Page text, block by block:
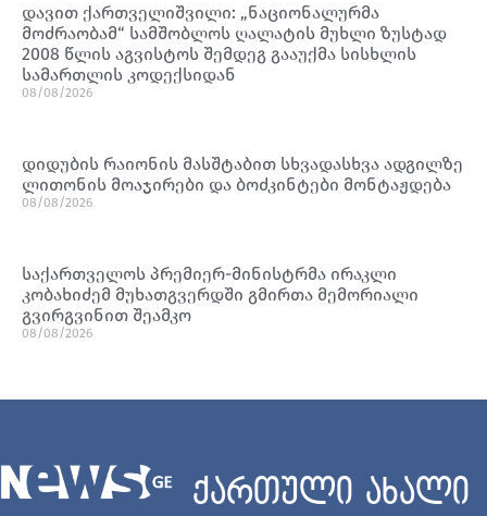
დავით ქართველიშვილი: „ნაციონალურმა
მოძრაობამ“ სამშობლოს ღალატის მუხლი ზუსტად
2008 წლის აგვისტოს შემდეგ გააუქმა სისხლის
სამართლის კოდექსიდან
08/08/2026
დიდუბის რაიონის მასშტაბით სხვადასხვა ადგილზე
ლითონის მოაჯირები და ბოძკინტები მონტაჟდება
08/08/2026
საქართველოს პრემიერ-მინისტრმა ირაკლი
კობახიძემ მუხათგვერდში გმირთა მემორიალი
გვირგვინით შეამკო
08/08/2026
ქართული ახალი